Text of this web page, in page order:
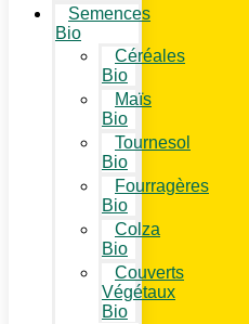
Semences
Bio
Céréales
Bio
Maïs
Bio
Tournesol
Bio
Fourragères
Bio
Colza
Bio
Couverts
Végétaux
Bio